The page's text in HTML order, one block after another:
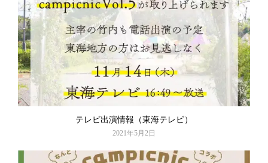
テレビ出演情報（東海テレビ）
2021年5月2日